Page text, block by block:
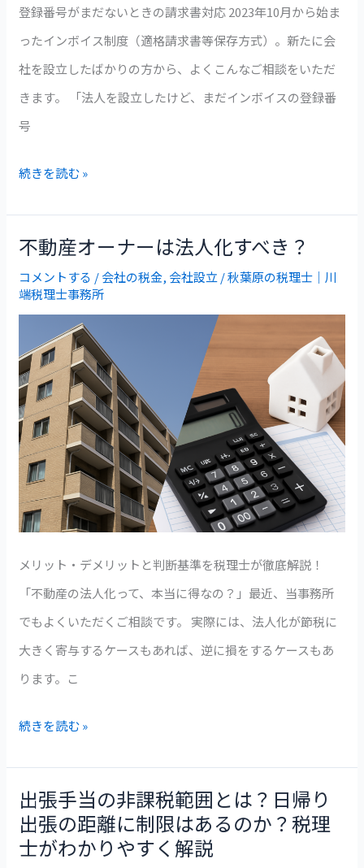
登録番号がまだないときの請求書対応 2023年10月から始ま
ったインボイス制度（適格請求書等保存方式）。新たに会
社を設立したばかりの方から、よくこんなご相談をいただ
きます。 「法人を設立したけど、まだインボイスの登録番
号
す
る？
続きを読む »
不動産オーナーは法人化すべき？
コメントする /会社の税金, 会社設立 /秋葉原の税理士｜川
端税理士事務所
メリット・デメリットと判断基準を税理士が徹底解説！
「不動産の法人化って、本当に得なの？」最近、当事務所
でもよくいただくご相談です。 実際には、法人化が節税に
大きく寄与するケースもあれば、逆に損をするケースもあ
ります。こ
不
動
産
ー
ナ
ー
は
法
人
化
す
べ
き？
続きを読む »
出張手当の非課税範囲とは？日帰り
出張の距離に制限はあるのか？税理
士がわかりやすく解説
出
張
手